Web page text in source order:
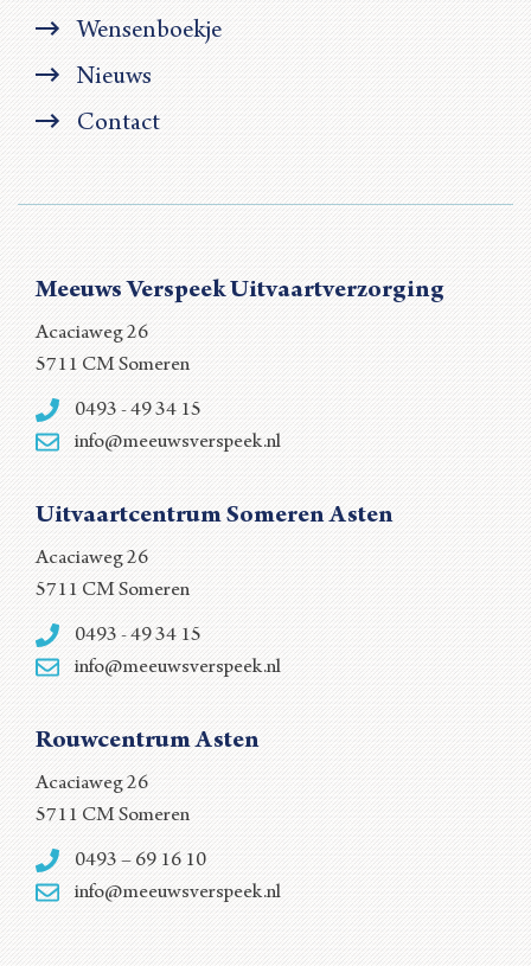
Wensenboekje
Nieuws
Contact
Meeuws Verspeek Uitvaartverzorging
Acaciaweg 26
5711 CM Someren
0493 - 49 34 15
info@meeuwsverspeek.nl
Uitvaartcentrum Someren Asten
Acaciaweg 26
5711 CM Someren
0493 - 49 34 15
info@meeuwsverspeek.nl
Rouwcentrum Asten
Acaciaweg 26
5711 CM Someren
0493 – 69 16 10
info@meeuwsverspeek.nl